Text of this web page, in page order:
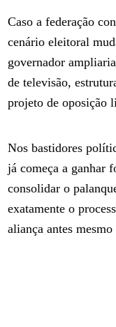
Caso a federação
cenário eleitoral
governador
de televisão,
projeto de oposição
Nos bastidores
já começa a ganhar
consolidar o
exatamente o
aliança antes